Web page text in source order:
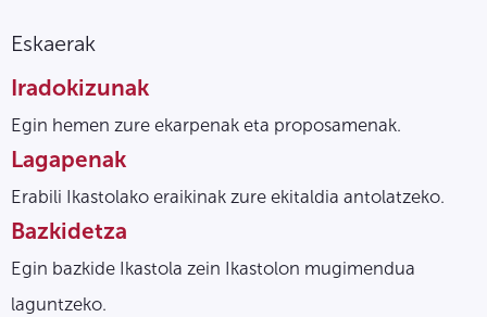
Eskaerak
Iradokizunak
Egin hemen zure ekarpenak eta proposamenak.
Lagapenak
Erabili Ikastolako eraikinak zure ekitaldia antolatzeko.
Bazkidetza
Egin bazkide Ikastola zein Ikastolon mugimendua
laguntzeko.